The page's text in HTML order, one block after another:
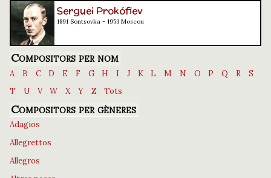
Serguei Prokófiev
1891 Sontsovka - 1953 Moscou
Compositors per nom
A B C D E F G H I J K L M N O P Q R
S
T
U V W X Y Z Tots
Compositors per gèneres
Adagios
Allegrettos
Allegros